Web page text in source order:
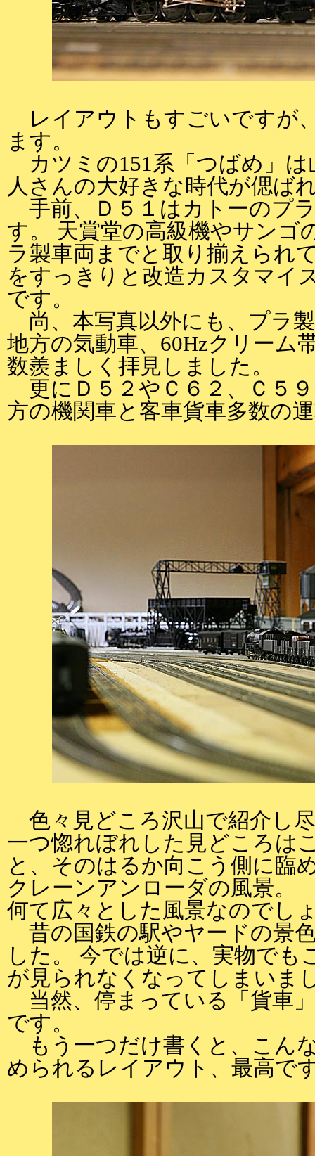
レイアウトもすごいですが
ます。
カツミの151系「つばめ」は
人さんの大好きな時代が偲ば
手前、Ｄ５１はカトーのプ
す。 天賞堂の高級機やサンゴ
ラ製車両までと取り揃えられ
をすっきりと改造カスタマイ
です。
尚、本写真以外にも、プラ
地方の気動車、60Hzクリーム
数羨ましく拝見しました。
更にＤ５２やＣ６２、Ｃ５
方の機関車と客車貨車多数の
色々見どころ沢山で紹介し
一つ惚れぼれした見どころ
と、そのはるか向こう側に臨
クレーンアンローダの風景。
何て広々とした風景なのでし
昔の国鉄の駅やヤードの景
した。 今では逆に、実物でも
が見られなくなってしまいま
当然、停まっている「貨車
です。
もう一つだけ書くと、こん
められるレイアウト、最高で